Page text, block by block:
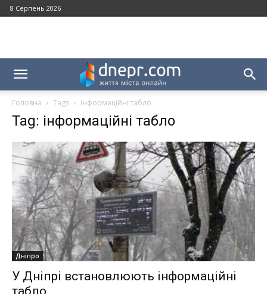
8 Серпень 2026
Головна Tags інформаційні табло
Tag: інформаційні табло
Дніпро
У Дніпрі встановлюють інформаційні